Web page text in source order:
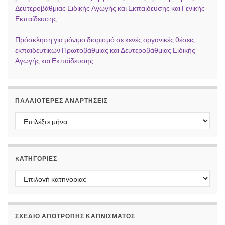
Δευτεροβάθμιας Ειδικής Αγωγής και Εκπαίδευσης και Γενικής
Εκπαίδευσης
Πρόσκληση για μόνιμο διορισμό σε κενές οργανικές θέσεις
εκπαιδευτικών Πρωτοβάθμιας και Δευτεροβάθμιας Ειδικής
Αγωγής και Εκπαίδευσης
ΠΑΛΑΙΌΤΕΡΕΣ ΑΝΑΡΤΉΣΕΙΣ
Παλαιότερες αναρτήσεις
KΑΤΗΓΟΡΊΕΣ
Kατηγορίες
ΣΧΕΔΙΟ ΑΠΟΤΡΟΠΗΣ ΚΑΠΝΙΣΜΑΤΟΣ